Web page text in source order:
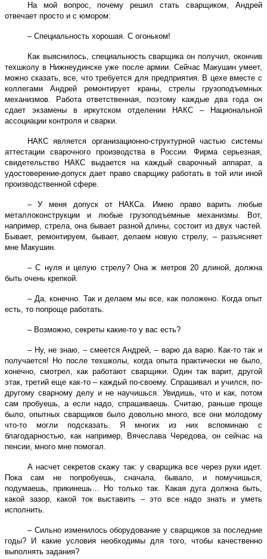
На мой вопрос, почему решил стать сварщиком, Андрей
отвечает просто и с юмором:
– Специальность хорошая. С огоньком!
Как выяснилось, специальность сварщика он получил, окончив
техшколу в Нижнеудинске уже после армии. Сейчас Макушин умеет,
можно сказать, все, что требуется для предприятия. В цехе вместе с
коллегами Андрей ремонтирует краны, стрелы грузоподъемных
механизмов. Работа ответственная, поэтому каждые два года он
сдает экзамены в иркутском отделении НАКС – Национальной
ассоциации контроля и сварки.
НАКС является организационно-структурной частью системы
аттестации сварочного производства в России. Фирма серьезная,
свидетельство НАКС выдается на каждый сварочный аппарат, а
удостоверение-допуск дает право сварщику работать в той или иной
производственной сфере.
– У меня допуск от НАКСа. Имею право варить любые
металлоконструкции и любые грузоподъемные механизмы. Вот,
например, стрела, она бывает разной длины, состоит из двух частей.
Бывает, ремонтируем, бывает, делаем новую стрелу, – разъясняет
мне Макушин.
– С нуля и целую стрелу? Она ж метров 20 длиной, должна
быть очень крепкой.
– Да, конечно. Так и делаем мы все, как положено. Когда опыт
есть, то попроще работать.
– Возможно, секреты какие-то у вас есть?
– Ну, не знаю, – смеется Андрей, – варю да варю. Как-то так и
получается! Но после техшколы, когда опыта практически не было,
конечно, смотрел, как работают сварщики. Один так варит, другой
этак, третий еще как-то – каждый по-своему. Спрашивал и учился, по-
другому сварному делу и не научишься. Увидишь, что и как, потом
сам пробуешь, а если надо, спрашиваешь. Считаю, раньше проще
было, опытных сварщиков было довольно много, все они молодому
что-то могли подсказать. Я многих из них вспоминаю с
благодарностью, как например, Вячеслава Чередова, он сейчас на
пенсии, много мне помогал.
А насчет секретов скажу так: у сварщика все через руки идет.
Пока сам не попробуешь, сначала, бывало, и помучишься,
подумаешь, прикинешь… Но только так. Какая дуга должна быть,
какой зазор, какой ток выставить – это все надо знать и уметь
исполнить.
– Сильно изменилось оборудование у сварщиков за последние
годы? И какие условия необходимы для того, чтобы качественно
выполнять задания?